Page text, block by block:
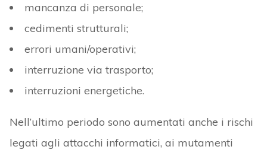
mancanza di personale;
cedimenti strutturali;
errori umani/operativi;
interruzione via trasporto;
interruzioni energetiche.
Nell’ultimo periodo sono aumentati anche i rischi
legati agli attacchi informatici, ai mutamenti